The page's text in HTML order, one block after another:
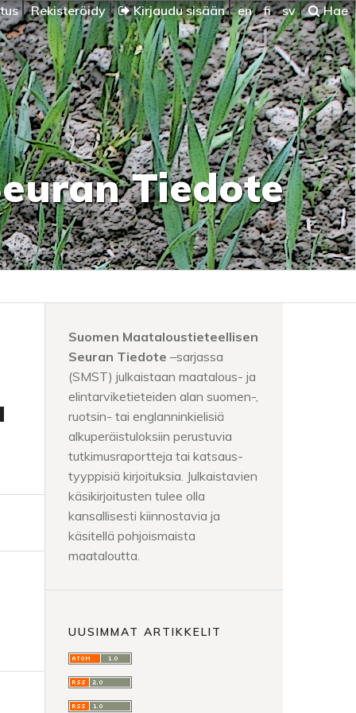
Rekisteröidy Kirjaudu sisään en fi sv Hae
Tiedote
Suomen Maataloustieteellisen
Seuran Tiedote –sarjassa
(SMST) julkaistaan maatalous- ja
elintarviketieteiden alan suomen-,
ruotsin- tai englanninkielisiä
alkuperäistuloksiin perustuvia
tutkimusraportteja tai katsaus-
tyyppisiä kirjoituksia. Julkaistavien
käsikirjoitusten tulee olla
kansallisesti kiinnostavia ja
käsitellä pohjoismaista
maataloutta.
UUSIMMAT ARTIKKELIT